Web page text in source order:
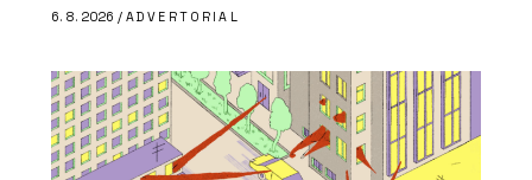
6. 8. 2026 / ADVERTORIAL